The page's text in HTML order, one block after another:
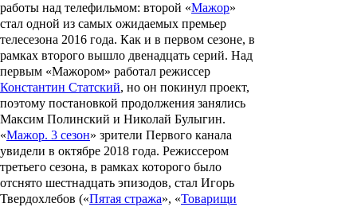
работы над телефильмом: второй «Мажор»
стал одной из самых ожидаемых премьер
телесезона 2016 года. Как и в первом сезоне, в
рамках второго вышло двенадцать серий. Над
первым «Мажором» работал режиссер
Константин Статский, но он покинул проект,
поэтому постановкой продолжения занялись
Максим Полинский и Николай Булыгин.
«Мажор. 3 сезон» зрители Первого канала
увидели в октябре 2018 года. Режиссером
третьего сезона, в рамках которого было
отснято шестнадцать эпизодов, стал Игорь
Твердохлебов («Пятая стража», «Товарищи